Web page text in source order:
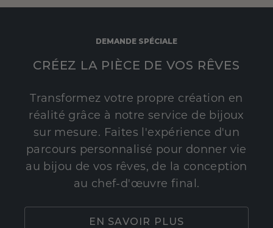
DEMANDE SPÉCIALE
CRÉEZ LA PIÈCE DE VOS RÊVES
Transformez votre propre création en
réalité grâce à notre service de bijoux
sur mesure. Faites l'expérience d'un
parcours personnalisé pour donner vie
au bijou de vos rêves, de la conception
au chef-d'œuvre final.
EN SAVOIR PLUS